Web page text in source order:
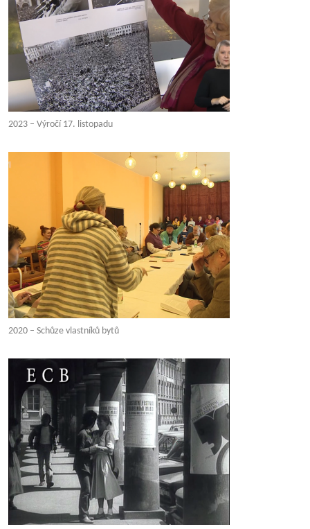
2023 – Výročí 17. listopadu
2020 – Schůze vlastníků bytů